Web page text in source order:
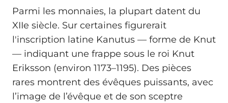
Parmi les monnaies, la plupart datent du
XIIe siècle. Sur certaines figurerait
l'inscription latine Kanutus — forme de Knut
— indiquant une frappe sous le roi Knut
Eriksson (environ 1173–1195). Des pièces
rares montrent des évêques puissants, avec
l’image de l’évêque et de son sceptre